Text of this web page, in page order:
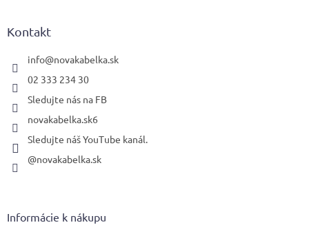
Kontakt
info@novakabelka.sk
02 333 234 30
Sledujte nás na FB
novakabelka.sk6
Sledujte náš YouTube kanál.
@novakabelka.sk
Informácie k nákupu